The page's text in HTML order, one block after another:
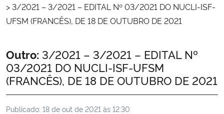
Ministério da Economia
Ministério da Agricultura, Pecuária e Abastecimento
Ministério da Educação
>3/2021 – 3/2021 – EDITAL Nº 03/2021 DO NUCLI-ISF-
UFSM (FRANCÊS), DE 18 DE OUTUBRO DE 2021
Início do conteúdo
Outro: 3/2021 – 3/2021 – EDITAL Nº
03/2021 DO NUCLI-ISF-UFSM
(FRANCÊS), DE 18 DE OUTUBRO DE 2021
Publicado: 18 de out de 2021 às 12:30